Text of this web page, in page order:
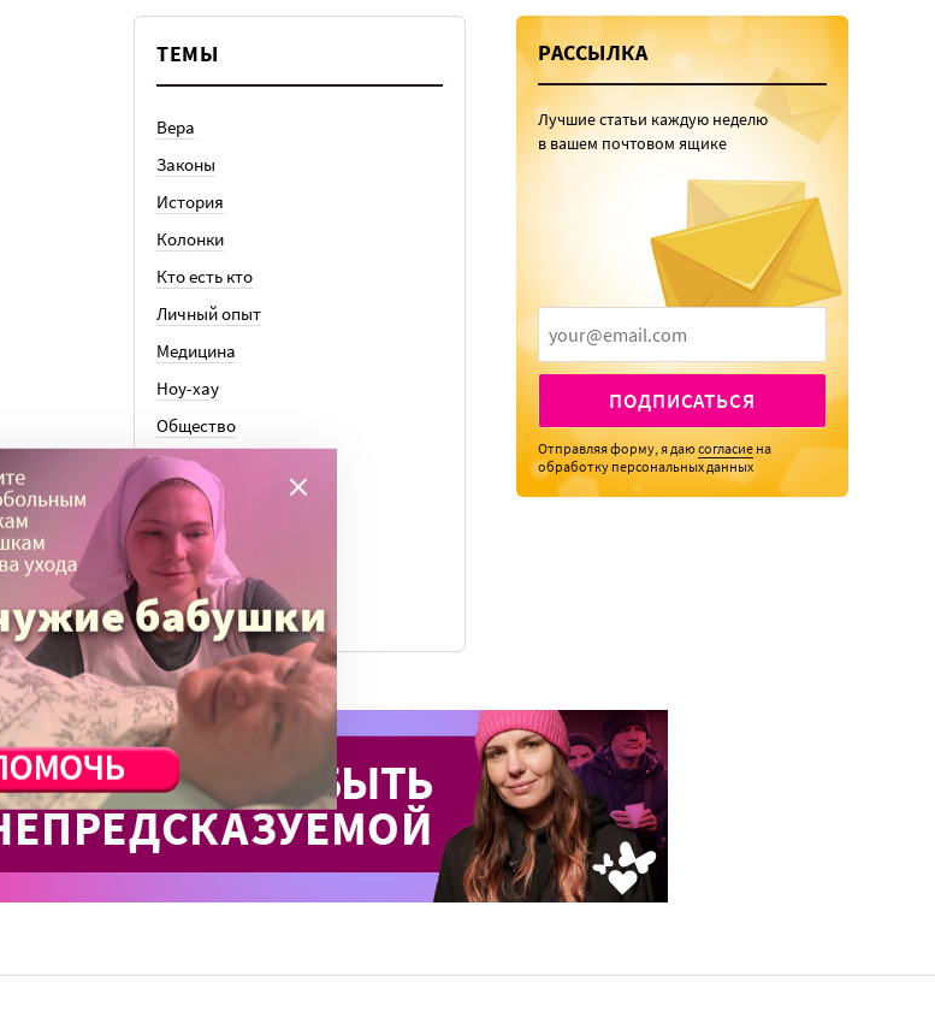
ТЕМЫ
Вера
Законы
История
Колонки
Кто есть кто
Личный опыт
Медицина
Ноу-хау
Общество
Отдых
Семья
События
ВСЕ СТАТЬИ
РАССЫЛКА
Лучшие статьи каждую неделю
в вашем почтовом ящике
ПОДПИСАТЬСЯ
Отправляя форму, я даюсогласие на
обработку персональных данных